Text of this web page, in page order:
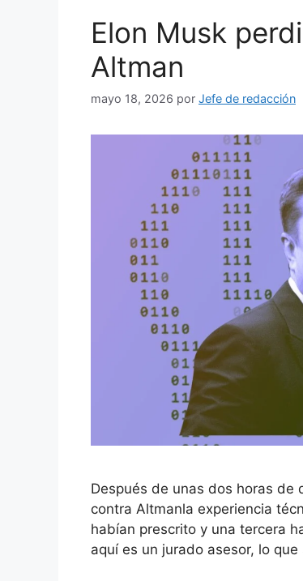
Elon Musk
Altman
mayo 18, 2026 por Jefe de redacción
Después de unas dos horas de
contra Altmanla experiencia
habían prescrito y una tercera
aquí es un jurado asesor, lo